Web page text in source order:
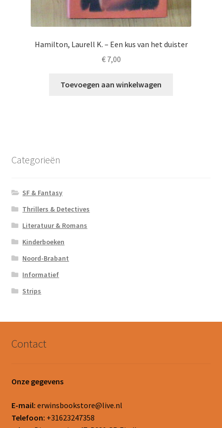
Hamilton, Laurell K. – Een kus van het duister
€7,00
Toevoegen aan winkelwagen
Categorieën
SF & Fantasy
Thrillers & Detectives
Literatuur & Romans
Kinderboeken
Noord-Brabant
Informatief
Strips
Contact
Onze gegevens
E-mail: erwinsbookstore@live.nl
Telefoon: +31623247358